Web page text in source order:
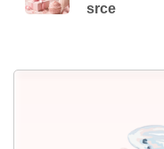
srce